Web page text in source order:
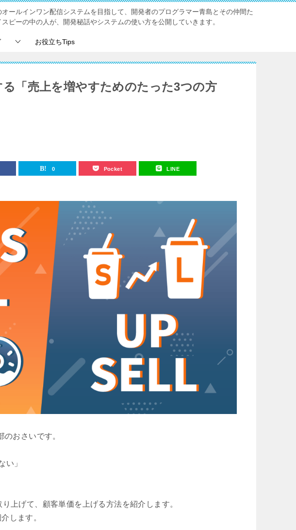
オールインワン配信システムを目指して、開発者のプログラマー青島とその仲間た
スピーの中の人が、開発秘話やシステムの使い方を公開していきます。
お役立ちTips
「売上を増やすためのたった3つの方
0 Pocket LINE
おさいです。
い」
上げて、顧客単価を上げる方法を紹介します。
します。